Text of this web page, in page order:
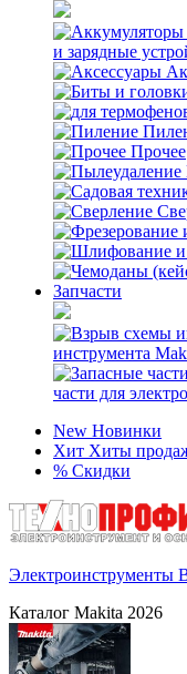
и зарядные
Прочее
Запчасти
инструмента
части для
New Новинки
Хит Хиты
% Скидки
Электроинструменты
Каталог Makita 2026